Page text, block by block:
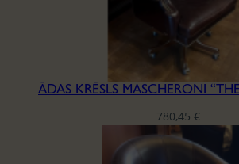
ĀDAS KRĒSLS MASCHERONI
780,45 €